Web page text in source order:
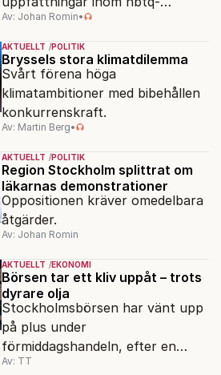
rörelsen. "Vi har inga problem
med transpersoner", säger
ordföranden Linn Saarinen.
Av: Johan Romin•
AKTUELLT POLITIK
Bryssels stora klimatdilemma
Svårt förena höga
klimatambitioner med bibehållen
konkurrenskraft.
Av: Martin Berg•
AKTUELLT POLITIK
Region Stockholm splittrat om
läkarnas demonstrationer
Oppositionen kräver omedelbara
åtgärder.
Av: Johan Romin
AKTUELLT EKONOMI
Börsen tar ett kliv uppåt – trots
dyrare olja
Stockholmsbörsen har vänt upp
på plus under
förmiddagshandeln, efter en
inledning nedåt – trots ett högre
Av: TT